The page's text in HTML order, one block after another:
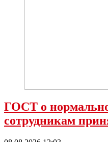
ГОСТ о
сотрудникам